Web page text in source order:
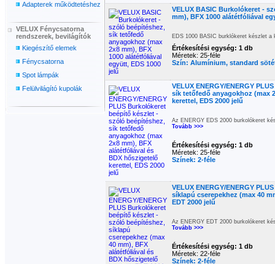
Adapterek működtetéshez
VELUX Fénycsatorna
rendszerek, bevilágítók
Kiegészítő elemek
Fénycsatorna
Spot lámpák
Felülvilágító kupolák
VELUX BASIC Burkolókeret -
mm), BFX 1000 alátétfóliával
EDS 1000 BASIC burklókeret készlet
Értékesítési egység: 1 db
Méretek: 25-féle
Szín: Alumínium, standard
VELUX ENERGY/ENERGY
sík tetőfedő anyagokhoz (max
kerettel, EDS 2000 jelű
Az ENERGY EDS 2000 burkolókeret
Tovább >>>
Értékesítési egység: 1 db
Méretek: 25-féle
Színek: 2-féle
VELUX ENERGY/ENERGY
síklapú cserepekhez (max 40
EDT 2000 jelű
Az ENERGY EDT 2000 burkolókeret
Tovább >>>
Értékesítési egység: 1 db
Méretek: 22-féle
Színek: 2-féle